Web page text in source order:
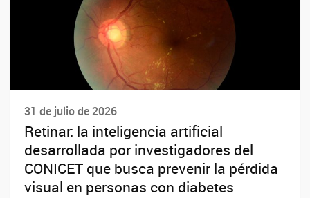
31 de julio de 2026
Retinar: la inteligencia artificial
desarrollada por investigadores del
CONICET que busca prevenir la pérdida
visual en personas con diabetes